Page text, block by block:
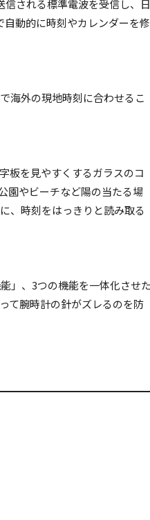
される標準電波を受信し、日
動的に時刻やカレンダーを修
海外の現地時刻に合わせるこ
板を見やすくするガラスのコ
園やビーチなど陽の当たる場
、時刻をはっきりと読み取る
」、3つの機能を一体化させた
て腕時計の針がズレるのを防